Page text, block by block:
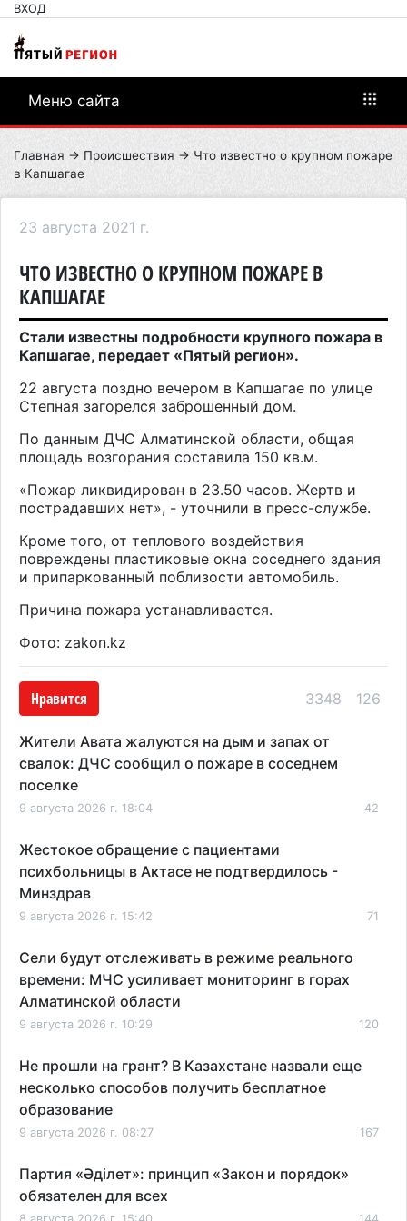
ВХОД
Меню сайта
Главная → Происшествия → Что известно о крупном пожаре
в Капшагае
23 августа 2021 г.
ЧТО ИЗВЕСТНО О КРУПНОМ ПОЖАРЕ В
КАПШАГАЕ
Стали известны подробности крупного пожара в
Капшагае, передает «Пятый регион».
22 августа поздно вечером в Капшагае по улице
Степная загорелся заброшенный дом.
По данным ДЧС Алматинской области, общая
площадь возгорания составила 150 кв.м.
«Пожар ликвидирован в 23.50 часов. Жертв и
пострадавших нет», - уточнили в пресс-службе.
Кроме того, от теплового воздействия
повреждены пластиковые окна соседнего здания
и припаркованный поблизости автомобиль.
Причина пожара устанавливается.
Фото: zakon.kz
Нравится 3348 126
Жители Авата жалуются на дым и запах от
свалок: ДЧС сообщил о пожаре в соседнем
поселке
9 августа 2026 г. 18:04 42
Жестокое обращение с пациентами
психбольницы в Актасе не подтвердилось -
Минздрав
9 августа 2026 г. 15:42 71
Сели будут отслеживать в режиме реального
времени: МЧС усиливает мониторинг в горах
Алматинской области
9 августа 2026 г. 10:29 120
Не прошли на грант? В Казахстане назвали еще
несколько способов получить бесплатное
образование
9 августа 2026 г. 08:27 167
Партия «Әділет»: принцип «Закон и порядок»
обязателен для всех